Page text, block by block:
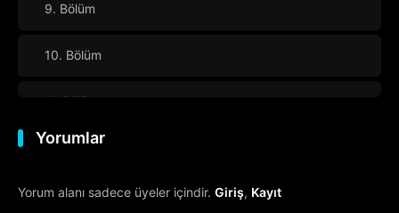
9. Bölüm
10. Bölüm
11. Bölüm
12. Bölüm
13. Bölüm
Yorumlar
Yorum alanı sadece üyeler içindir. Giriş, Kayıt